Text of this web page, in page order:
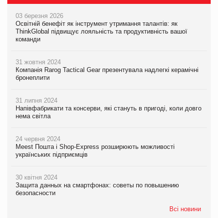
03 березня 2026
Освітній бенефіт як інструмент утримання талантів: як
ThinkGlobal підвищує лояльність та продуктивність вашої
команди
31 жовтня 2024
Компанія Rarog Tactical Gear презентувала надлегкі керамічні
бронеплити
31 липня 2024
Напівфабрикати та консерви, які стануть в пригоді, коли довго
нема світла
24 червня 2024
Meest Пошта і Shop-Express розширюють можливості
українських підприємців
30 квітня 2024
Защита данных на смартфонах: советы по повышению
безопасности
Всі новини